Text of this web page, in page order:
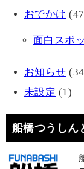
おでかけ
面白スポ
お知らせ
未設定 (1)
船橋つうしん